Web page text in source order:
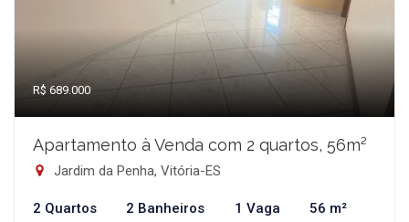
R$ 689.000
Apartamento à Venda com 2 quartos, 56m²
Jardim da Penha, Vitória-ES
2 Quartos 2 Banheiros 1 Vaga 56 m²